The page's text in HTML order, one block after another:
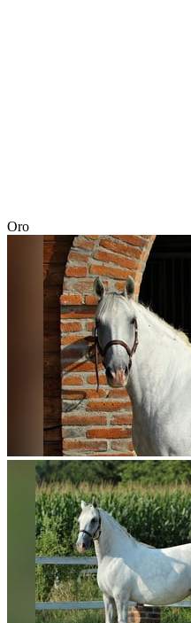
Oro